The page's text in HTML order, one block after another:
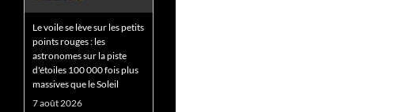
Le voile se lève sur les petits
points rouges : les
astronomes sur la piste
d'étoiles 100 000 fois plus
massives que le Soleil
7 août 2026